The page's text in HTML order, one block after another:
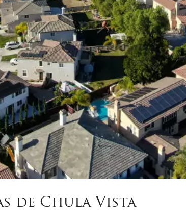
de Chula Vista